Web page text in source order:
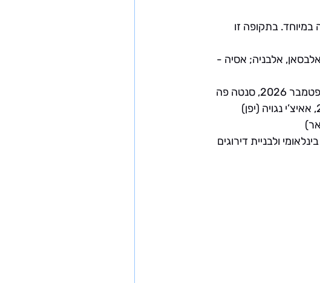
בתקופה זו
2026(אירופה - אלבסאן, אלבניה; אסיה -
- 13-17 בספטמבר 2026, סנטה פה
ולבניית דירוגים